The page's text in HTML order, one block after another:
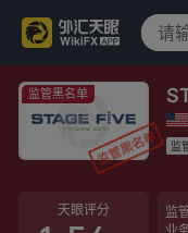
监管黑名单
监
天眼评分
0
1
2
3
4
1
2
3
4
5
监